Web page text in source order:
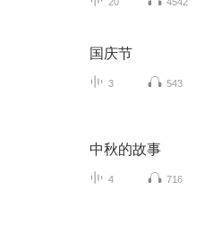
国庆节
3 543
中秋的故事
4 716